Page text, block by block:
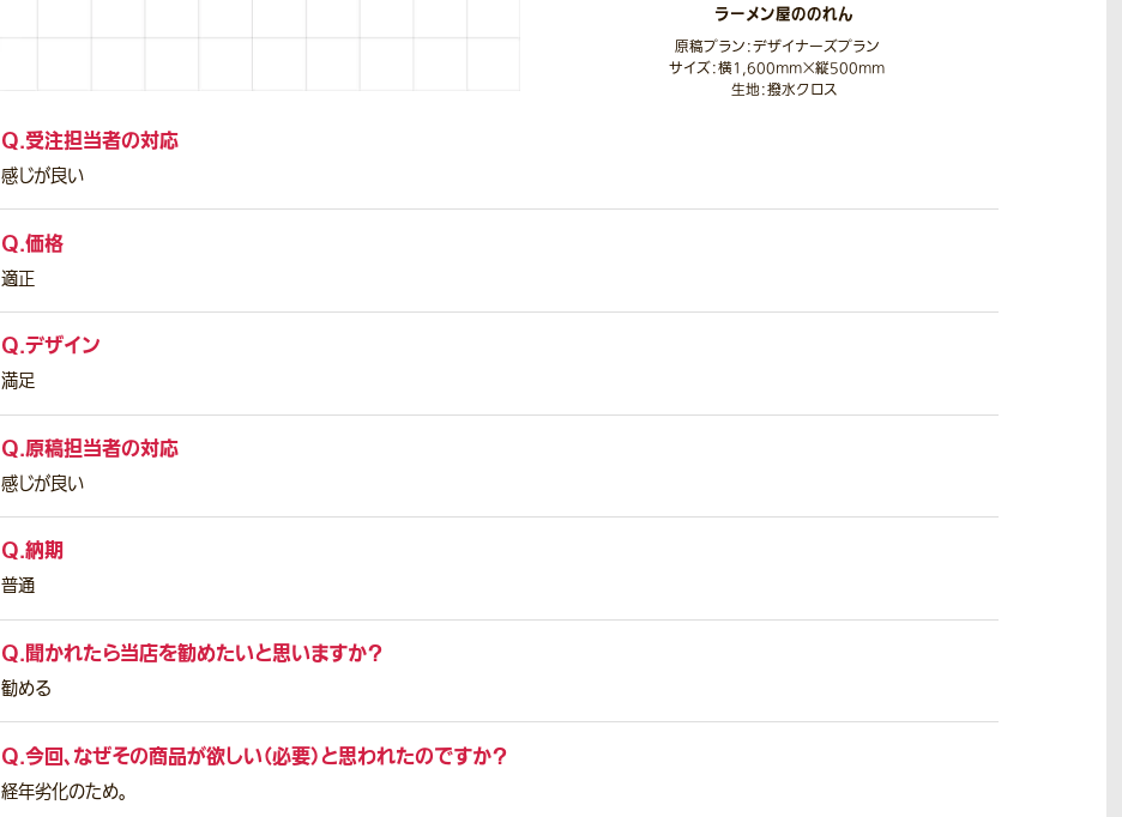
ラーメン屋ののれん
原稿プラン：デザイナーズプラン
サイズ：横1,600mm×縦500mm
生地：撥水クロス
Q.受注担当者の対応
感じが良い
Q.価格
適正
Q.デザイン
満足
Q.原稿担当者の対応
感じが良い
Q.納期
普通
Q.聞かれたら当店を勧めたいと思いますか？
勧める
Q.今回、なぜその商品が欲しい（必要）と思われたのですか？
経年劣化のため。